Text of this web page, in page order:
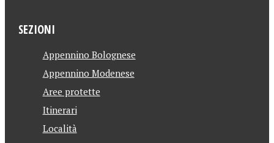
SEZIONI
Appennino Bolognese
Appennino Modenese
Aree protette
Itinerari
Località